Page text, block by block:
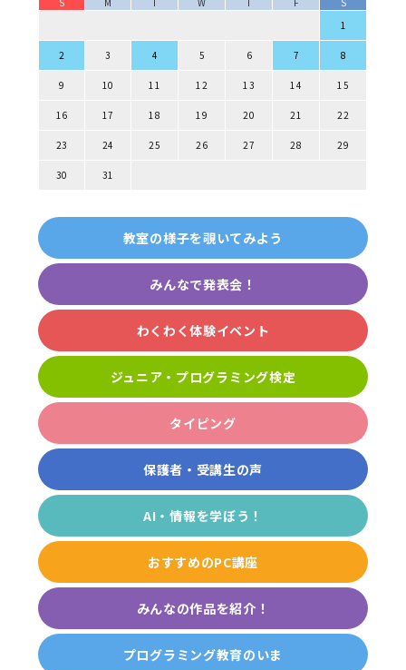
1
2 3 4 5 6 7 8
9 10 11 12 13 14 15
16 17 18 19 20 21 22
23 24 25 26 27 28 29
30 31
教室の様子を覗いてみよう
みんなで発表会！
わくわく体験イベント
ジュニア・プログラミング検定
タイピング
保護者・受講生の声
AI・情報を学ぼう！
おすすめのPC講座
みんなの作品を紹介！
プログラミング教育のいま